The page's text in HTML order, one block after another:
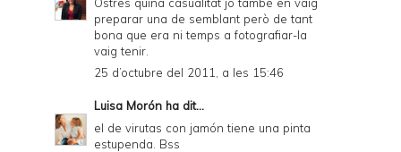
preparar una de semblant però de tant
bona que era ni temps a fotografiar-la
vaig tenir.
25 d’octubre del 2011, a les 15:46
Luisa Morón ha dit...
el de virutas con jamón tiene una pinta
estupenda. Bss